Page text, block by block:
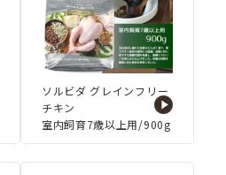
ミ トイプードル2.8㎏ レギュ
ラーサイズ・ワイドハイサイズ
◇モフコ ビションプー 4.5
㎏ ワイドハイサイズ ◇こま
り スコティッシュフォールド
4.0㎏ レギュラーサイズ・ワイ
ドハイサイズ #IDOGICAT #犬の
服iDog #iDog #idog新作レポート
#new #新発売 #ペット防災 #防災
グッズ #防災対策 #災害に備える
#ペットと防災 #ペット同行避難 #
ソルビダ グレインフリー
チキン
室内飼育7歳以上用/900g